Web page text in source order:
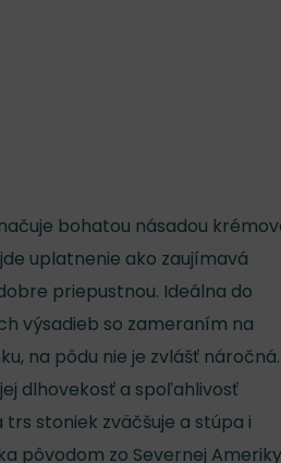
bohatou násadou
uplatnenie ako zaujímavá
priepustnou. Ideálna do
výsadieb so zameraním na
na pôdu nie je zvlášť
dlhovekosť a spoľahlivosť
stoniek zväčšuje a stúpa i
pôvodom zo Severnej